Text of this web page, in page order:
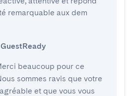
remarquable aux dem
beaucoup pour ce
sommes ravis que votre
et que vous vous